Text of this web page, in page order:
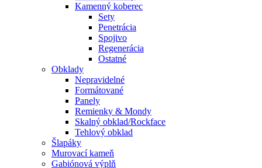
Kamenný koberec
Sety
Penetrácia
Spojivo
Regenerácia
Ostatné
Obklady
Nepravidelné
Formátované
Panely
Remienky & Mondy
Skalný obklad/Rockface
Tehlový obklad
Šlapáky
Murovací kameň
Gabiónová výplň